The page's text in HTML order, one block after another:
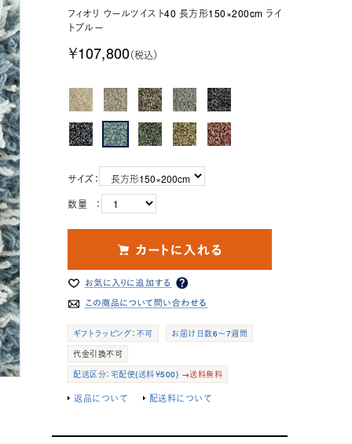
フィオリ ウールツイスト40 長方形150×200cm ライ
トブルー
￥107,800（税込）
サイズ：
数量 ：
ギフトラッピング：不可
お届け日数6～7週間
代金引換不可
配送区分：宅配便(送料￥500) →送料無料
返品について 配送料について